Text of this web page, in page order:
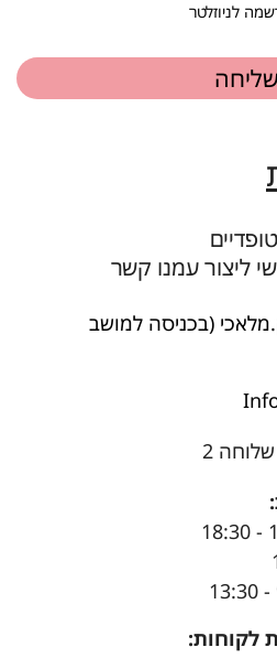
לניוזלטר
ליצור עמנו קשר
4 , ק.מלאכי (בכניסה למושב
שלוחה 2
לקוחות: